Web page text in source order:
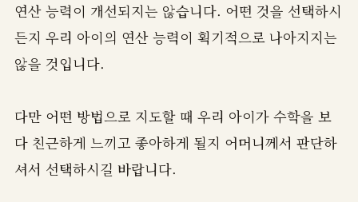
연산 능력이 개선되지는 않습니다. 어떤 것을 선택하시
든지 우리 아이의 연산 능력이 획기적으로 나아지지는
않을 것입니다.
다만 어떤 방법으로 지도할 때 우리 아이가 수학을 보
다 친근하게 느끼고 좋아하게 될지 어머니께서 판단하
셔서 선택하시길 바랍니다.